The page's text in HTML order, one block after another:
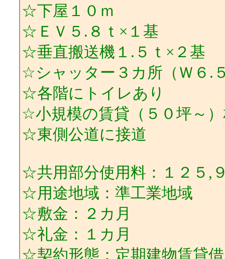
☆下屋１０ｍ
☆ＥＶ５.８ｔ×１基
☆垂直搬送機１.５ｔ×２基
☆シャッター３カ所（Ｗ６.
☆各階にトイレあり
☆小規模の賃貸（５０坪～
☆東側公道に接道
☆共用部分使用料：１２５,
☆用途地域：準工業地域
☆敷金：２カ月
☆礼金：１カ月
☆契約形態：定期建物賃貸借